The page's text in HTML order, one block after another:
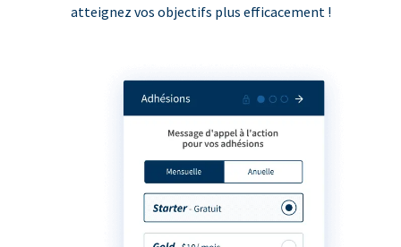
atteignez vos objectifs plus efficacement !